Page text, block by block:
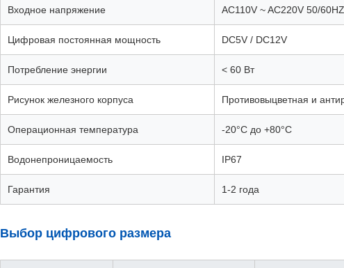
Входное напряжение AC110V ~ AC220V 50/60HZ
Цифровая постоянная мощность DC5V / DC12V
Потребление энергии < 60 Вт
Рисунок железного корпуса Противовыцветная и
Операционная температура -20°C до +80°C
Водонепроницаемость IP67
Гарантия 1-2 года
Выбор цифрового размера